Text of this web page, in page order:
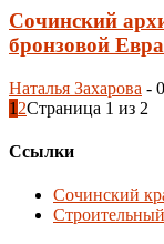
Сочинский
бронзовой
Наталья Захарова -
1 2Страница 1 из 2
Ссылки
Сочинский